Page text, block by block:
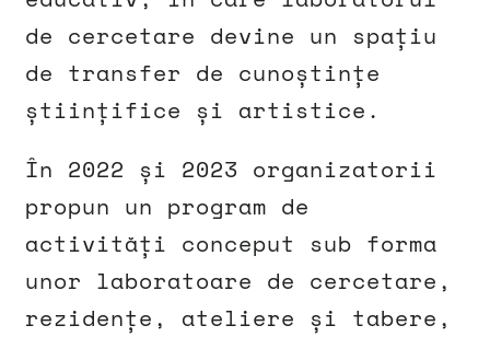
de cercetare devine un spațiu
de transfer de cunoștințe
științifice și artistice.
În 2022 și 2023 organizatorii
propun un program de
activități conceput sub forma
unor laboratoare de cercetare,
rezidențe, ateliere și tabere,